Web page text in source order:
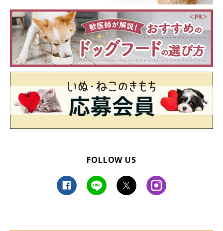
れているかもしれませんね！
FOLLOW US